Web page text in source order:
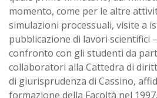
momento, come per le altre
simulazioni processuali, visite a
pubblicazione di lavori scientifici
confronto con gli studenti da
collaboratori alla Cattedra di
di giurisprudenza di Cassino,
formazione della Facoltà nel